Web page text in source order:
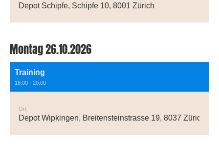
Depot Schipfe, Schipfe 10, 8001 Zürich
Montag 26.10.2026
Training
18:00 - 20:00
Ort
Depot Wipkingen, Breitensteinstrasse 19, 8037 Zürich